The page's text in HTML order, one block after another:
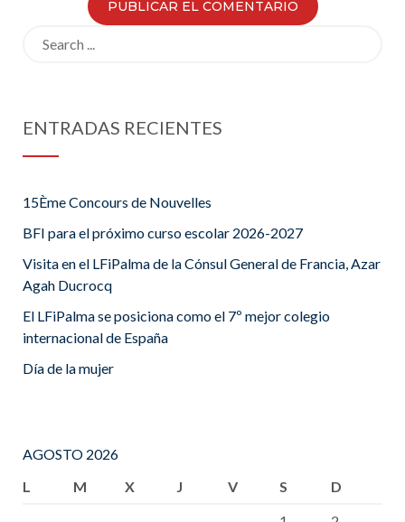
ENTRADAS RECIENTES
15Ème Concours de Nouvelles
BFI para el próximo curso escolar 2026-2027
Visita en el LFiPalma de la Cónsul General de Francia, Azar
Agah Ducrocq
El LFiPalma se posiciona como el 7º mejor colegio
internacional de España
Día de la mujer
AGOSTO 2026
L
M X J V S
D